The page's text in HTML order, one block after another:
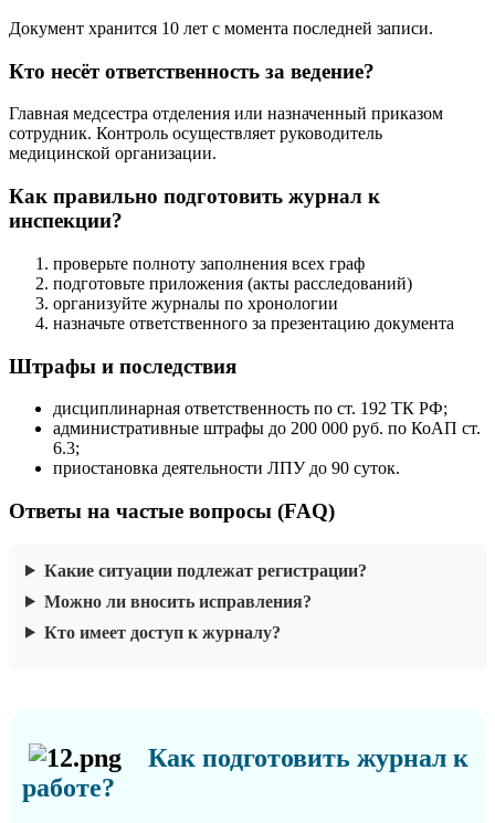
Документ хранится 10 лет с момента последней записи.
Кто несёт ответственность за ведение?
Главная медсестра отделения или назначенный приказом
сотрудник. Контроль осуществляет руководитель
медицинской организации.
Как правильно подготовить журнал к
инспекции?
проверьте полноту заполнения всех граф
подготовьте приложения (акты расследований)
организуйте журналы по хронологии
назначьте ответственного за презентацию документа
Штрафы и последствия
дисциплинарная ответственность по ст. 192 ТК РФ;
административные штрафы до 200 000 руб. по КоАП ст.
6.3;
приостановка деятельности ЛПУ до 90 суток.
Ответы на частые вопросы (FAQ)
Какие ситуации подлежат регистрации?
Можно ли вносить исправления?
Кто имеет доступ к журналу?
Как подготовить журнал к
работе?